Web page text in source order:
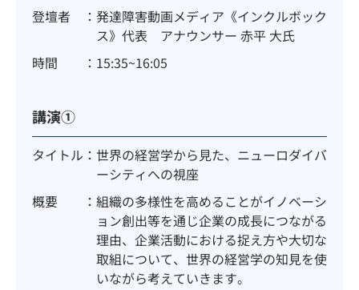
登壇者
発達障害動画メディア《インクルボック
ス》代表 アナウンサー 赤平 大氏
時間
15:35~16:05
講演①
タイトル
世界の経営学から見た、ニューロダイバ
ーシティへの視座
概要
組織の多様性を高めることがイノベーシ
ョン創出等を通じ企業の成長につながる
理由、企業活動における捉え方や大切な
取組について、世界の経営学の知見を使
いながら考えていきます。